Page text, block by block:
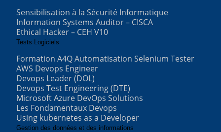
Sensibilisation à la Sécurité Informatique
Information Systems Auditor – CISCA
Ethical Hacker – CEH V10
Tests Logiciels
Formation A4Q Automatisation Selenium Tester
AWS Devops Engineer
Devops Leader (DOL)
Devops Test Engineering (DTE)
Microsoft Azure DevOps Solutions
Les Fondamentaux Devops
Using kubernetes as a Developer
Gestion des données et des informations